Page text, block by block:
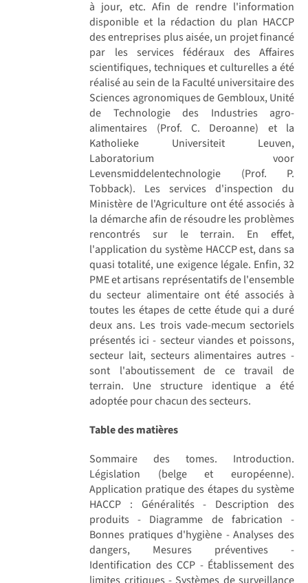
à jour, etc. Afin de rendre l'information
disponible et la rédaction du plan HACCP
des entreprises plus aisée, un projet financé
par les services fédéraux des Affaires
scientifiques, techniques et culturelles a été
réalisé au sein de la Faculté universitaire des
Sciences agronomiques de Gembloux, Unité
de Technologie des Industries agro-
alimentaires (Prof. C. Deroanne) et la
Katholieke Universiteit Leuven,
Laboratorium voor
Levensmiddelentechnologie (Prof. P.
Tobback). Les services d'inspection du
Ministère de l'Agriculture ont été associés à
la démarche afin de résoudre les problèmes
rencontrés sur le terrain. En effet,
l'application du système HACCP est, dans sa
quasi totalité, une exigence légale. Enfin, 32
PME et artisans représentatifs de l'ensemble
du secteur alimentaire ont été associés à
toutes les étapes de cette étude qui a duré
deux ans. Les trois vade-mecum sectoriels
présentés ici - secteur viandes et poissons,
secteur lait, secteurs alimentaires autres -
sont l'aboutissement de ce travail de
terrain. Une structure identique a été
adoptée pour chacun des secteurs.
Table des matières
Sommaire des tomes. Introduction.
Législation (belge et européenne).
Application pratique des étapes du système
HACCP : Généralités - Description des
produits - Diagramme de fabrication -
Bonnes pratiques d'hygiène - Analyses des
dangers, Mesures préventives -
Identification des CCP - Établissement des